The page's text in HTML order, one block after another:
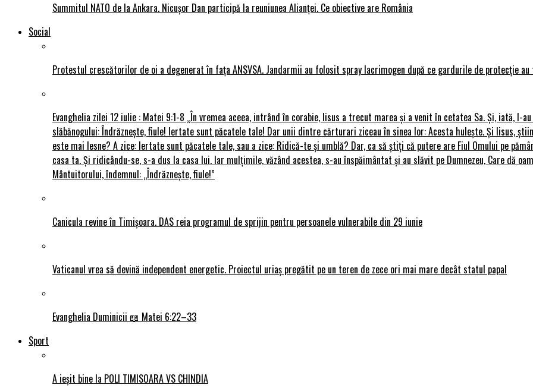
Summitul NATO de la Ankara. Nicușor Dan participă la reuniunea Alianței. Ce obiective are România
Social
Protestul crescătorilor de oi a degenerat în fața ANSVSA. Jandarmii au folosit spray lacrimogen după ce gardurile de protecție
Evanghelia zilei 12 iulie : Matei 9:1-8 „În vremea aceea, intrând în corabie, Iisus a trecut marea și a venit în cetatea Sa. Și, iată, I-
slăbănogului: Îndrăznește, fiule! Iertate sunt păcatele tale! Dar unii dintre cărturari ziceau în sinea lor: Acesta hulește. Și Iisus,
este mai lesne? A zice: Iertate sunt păcatele tale, sau a zice: Ridică-te și umblă? Dar, ca să știți că putere are Fiul Omului pe
casa ta. Și ridicându-se, s-a dus la casa lui. Iar mulțimile, văzând acestea, s-au înspăimântat și au slăvit pe Dumnezeu, Care dă
Mântuitorului, îndemnul: „Îndrăznește, fiule!”
Canicula revine în Timișoara. DAS reia programul de sprijin pentru persoanele vulnerabile din 29 iunie
Vaticanul vrea să devină independent energetic. Proiectul uriaș pregătit pe un teren de zece ori mai mare decât statul papal
Evanghelia Duminicii 📖 Matei 6:22–33
Sport
A ieșit bine la POLI TIMISOARA VS CHINDIA